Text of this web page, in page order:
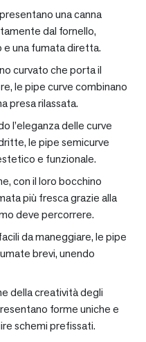
una canna
dal fornello,
una fumata diretta.
curvato che porta il
le pipe curve combinano
presa rilassata.
l’eleganza delle curve
le pipe semicurve
e funzionale.
con il loro bocchino
più fresca grazie alla
deve percorrere.
da maneggiare, le pipe
brevi, unendo
della creatività degli
forme uniche e
schemi prefissati.